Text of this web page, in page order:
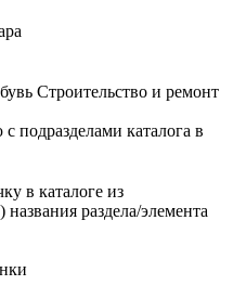
Строительство и ремонт
подразделами каталога в
в каталоге из
названия раздела/элемента